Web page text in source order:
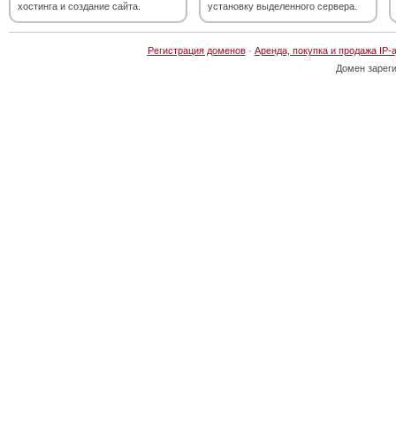
хостинга и создание сайта.
установку выделенного сервера.
Регистрация доменов· Аренда, покупка и продажа IP-
Домен